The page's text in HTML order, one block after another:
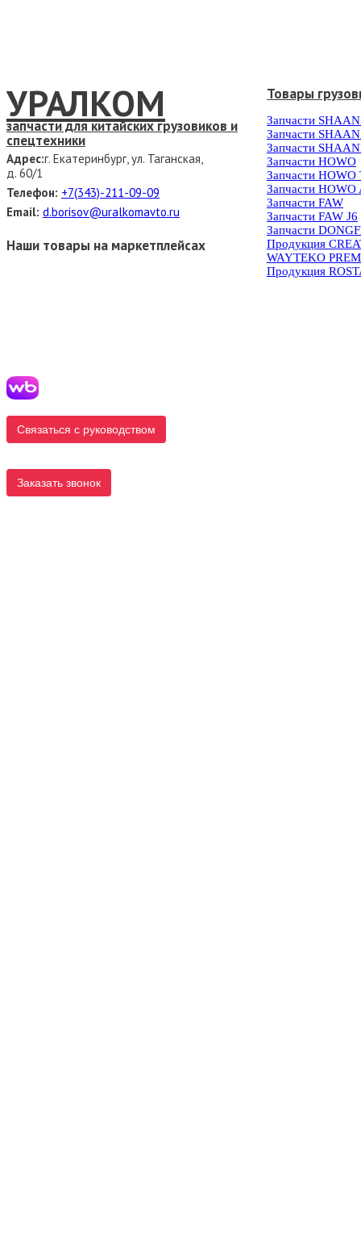
УРАЛКОМ
запчасти для китайских грузовиков и
спецтехники
Адрес:г. Екатеринбург, ул. Таганская,
д. 60/1
Телефон: +7(343)-211-09-09
Email: d.borisov@uralkomavto.ru
Наши товары на маркетплейсах
Связаться с руководством
Заказать звонок
Товары
Запчасти
Запчасти
Запчасти
Запчасти HOWO
Запчасти HOWO
Запчасти HOWO
Запчасти FAW
Запчасти FAW J6
Запчасти
Продукция
WAYTEKO
Продукция